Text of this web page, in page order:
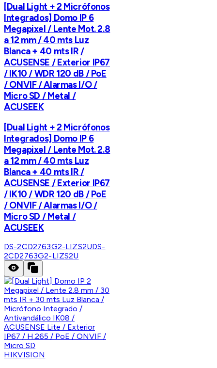
[Dual Light + 2 Micrófonos
Integrados] Domo IP 6
Megapixel / Lente Mot. 2.8
a 12 mm / 40 mts Luz
Blanca + 40 mts IR /
ACUSENSE / Exterior IP67
/ IK10 / WDR 120 dB / PoE
/ ONVIF / Alarmas I/O /
Micro SD / Metal /
ACUSEEK
[Dual Light + 2 Micrófonos
Integrados] Domo IP 6
Megapixel / Lente Mot. 2.8
a 12 mm / 40 mts Luz
Blanca + 40 mts IR /
ACUSENSE / Exterior IP67
/ IK10 / WDR 120 dB / PoE
/ ONVIF / Alarmas I/O /
Micro SD / Metal /
ACUSEEK
DS-2CD2763G2-LIZS2UDS-
2CD2763G2-LIZS2U
HIKVISION